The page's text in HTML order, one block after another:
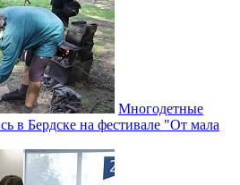
Многодетные
в Бердске на фестивале "От мала